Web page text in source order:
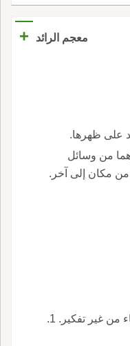
معجم الرائد +
على ظهرها.
من وسائل
من مكان إلى آخر.
غير تفكير. 1.